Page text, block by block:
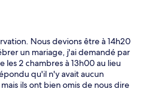
Nous devions être à 14h20
un mariage, j'ai demandé par
les 2 chambres à 13h00 au lieu
qu'il n'y avait aucun
ils ont bien omis de nous dire
par chambre. Cela n'est pas